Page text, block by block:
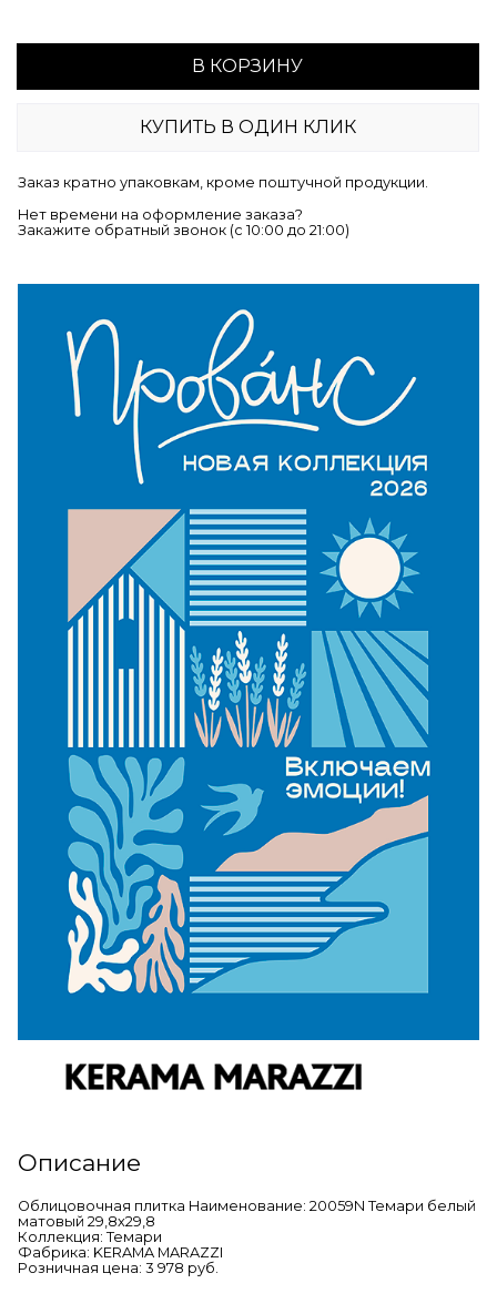
В КОРЗИНУ
КУПИТЬ В ОДИН КЛИК
Заказ кратно упаковкам, кроме поштучной продукции.
Нет времени на оформление заказа?
Закажите обратный звонок (c 10:00 до 21:00)
Описание
Облицовочная плитка Наименование: 20059N Темари белый
матовый 29,8х29,8
Коллекция: Темари
Фабрика: KERAMA MARAZZI
Розничная цена: 3 978 руб.